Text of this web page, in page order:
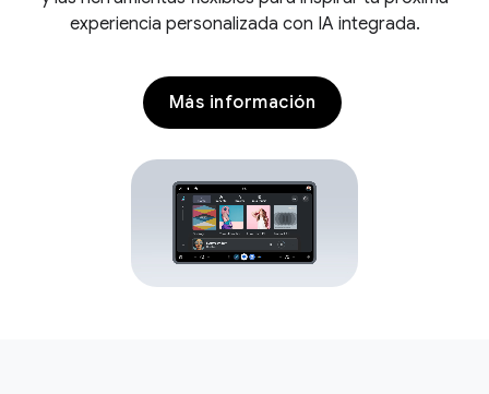
experiencia personalizada con IA integrada.
Más información